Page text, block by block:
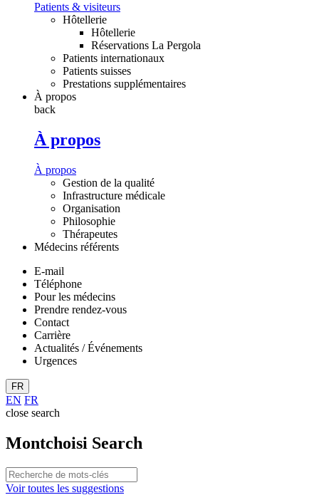
Patients & visiteurs
Hôtellerie
Hôtellerie
Réservations La Pergola
Patients internationaux
Patients suisses
Prestations supplémentaires
À propos
back
À propos
À propos
Gestion de la qualité
Infrastructure médicale
Organisation
Philosophie
Thérapeutes
Médecins référents
E-mail
Téléphone
Pour les médecins
Prendre rendez-vous
Contact
Carrière
Actualités / Événements
Urgences
FR
EN FR
close search
Montchoisi Search
Voir toutes les suggestions